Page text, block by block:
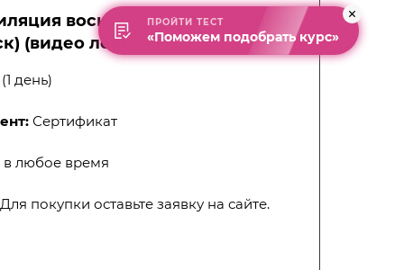
воском (горячий, теплый
(видео лекция)
день)
Сертификат
в любое время
покупки оставьте заявку на сайте.
ПРОЙТИ ТЕСТ
«Поможем подобрать курс»